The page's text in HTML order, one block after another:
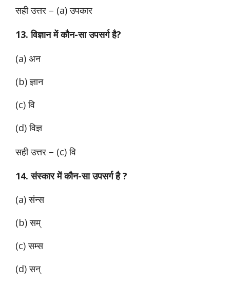
सही उत्तर – (a) उपकार
13. विज्ञान में कौन-सा उपसर्ग है?
(a) अन
(b) ज्ञान
(c) वि
(d) विज्ञ
सही उत्तर – (c) वि
14. संस्कार में कौन-सा उपसर्ग है ?
(a) संन्स
(b) सम्
(c) सम्स
(d) सन्